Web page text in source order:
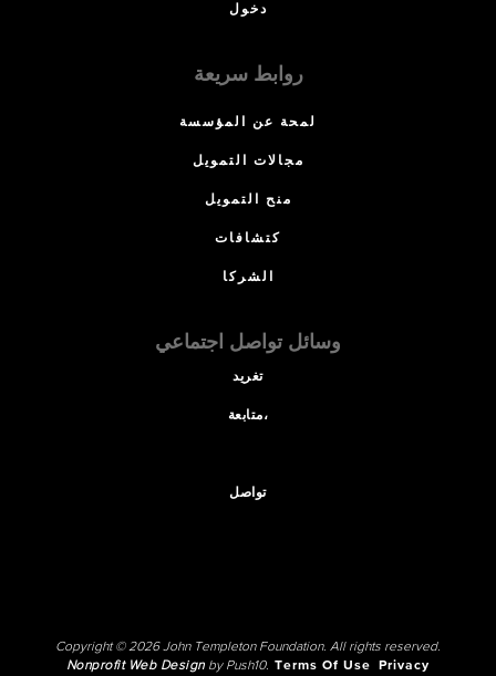
دخول
روابط سريعة
لمحة عن المؤسسة
مجالات التمويل
منح التمويل
كتشافات
الشركا
وسائل تواصل اجتماعي
تغريد
متابعة،
تواصل
Copyright © 2026 John Templeton Foundation. All rights reserved.
Nonprofit Web Designby Push10. Terms Of Use
Privacy